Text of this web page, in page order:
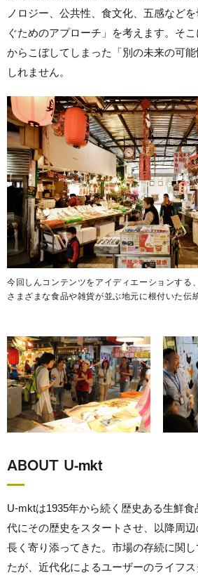
ノロジー、公共性、食文化、五感など
ぐためのアプローチ」を考えます。そ
からこぼしてしまった「別の未来の可
しれません。
今回しんコンテンツをアイディエーションする
さまざまな食品や雑貨が並ぶ地元に根付いた伝
ABOUT U-mkt
U-mktは1935年から続く歴史ある生鮮
代にその歴史をスタートさせ、以降周
長く寄り添ってきた。市場の存続に関
たが、近代化によるユーザーのライフ